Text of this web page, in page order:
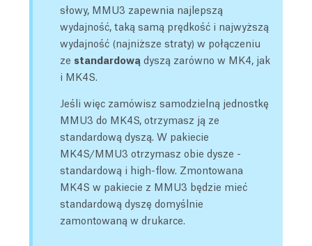
słowy, MMU3 zapewnia najlepszą
wydajność, taką samą prędkość i najwyższą
wydajność (najniższe straty) w połączeniu
ze standardową dyszą zarówno w MK4, jak
i MK4S.
Jeśli więc zamówisz samodzielną jednostkę
MMU3 do MK4S, otrzymasz ją ze
standardową dyszą. W pakiecie
MK4S/MMU3 otrzymasz obie dysze -
standardową i high-flow. Zmontowana
MK4S w pakiecie z MMU3 będzie mieć
standardową dyszę domyślnie
zamontowaną w drukarce.